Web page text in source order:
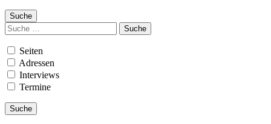
Suche
Suchen
nach:
Seiten
Adressen
Interviews
Termine